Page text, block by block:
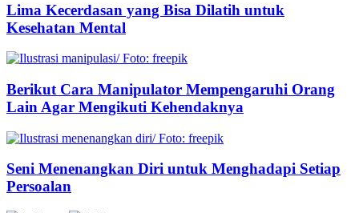
Lima Kecerdasan yang Bisa Dilatih untuk
Kesehatan Mental
Berikut Cara Manipulator Mempengaruhi Orang
Lain Agar Mengikuti Kehendaknya
Seni Menenangkan Diri untuk Menghadapi Setiap
Persoalan